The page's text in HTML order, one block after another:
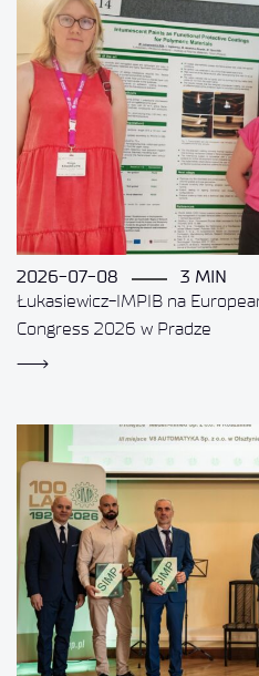
2026-07-08
3 MIN
Łukasiewicz-IMPIB na
Congress 2026 w Pradze